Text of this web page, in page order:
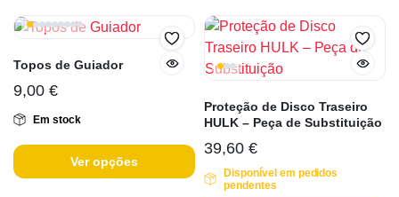
Topos de Guiador
9,00 €
Em stock
Ver opções
Proteção de Disco Traseiro
HULK – Peça de Substituição
39,60 €
Disponível em pedidos
pendentes